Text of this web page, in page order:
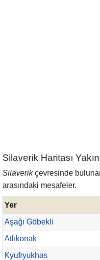
Silaverik Haritası
Silaverikçevresinde
arasındaki mesafeler.
Yer
Aşağı Göbekli
Atlıkonak
Kyufryukhas